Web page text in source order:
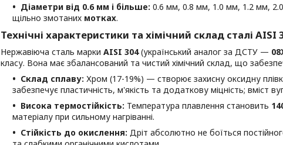
Діаметри від 0.6 мм і більше: 0.6 мм, 0.8 мм, 1.0 мм, 1.2 мм,
щільно змотаних мотках.
Технічні характеристики та хімічний склад сталі AISI
Нержавіюча сталь марки AISI 304(український аналог за ДСТУ —
класу. Вона має збалансований та чистий хімічний склад, що
Склад сплаву: Хром (17-19%) — створює захисну оксидну
забезпечує пластичність, м'якість та додаткову міцність; вміст
Висока термостійкість: Температура плавлення становить
матеріалу при сильному нагріванні.
Стійкість до окислення: Дріт абсолютно не боїться